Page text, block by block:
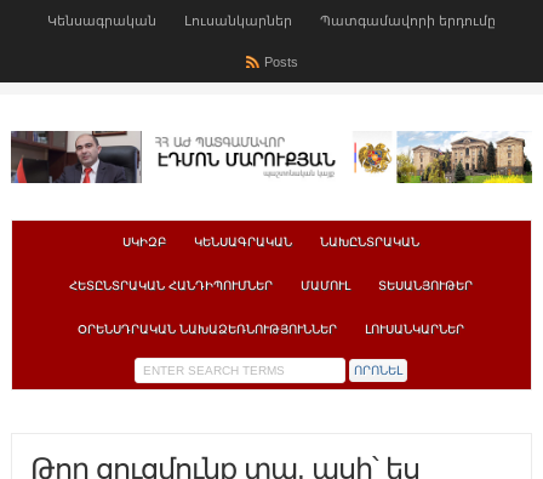
Կենսագրական Լուսանկարներ Պատգամավորի երդումը
Posts
ՍԿԻԶԲ ԿԵՆՍԱԳՐԱԿԱՆ ՆԱԽԸՆՏՐԱԿԱՆ
ՀԵՏԸՆՏՐԱԿԱՆ ՀԱՆԴԻՊՈՒՄՆԵՐ ՄԱՄՈՒԼ ՏԵՍԱՆՅՈՒԹԵՐ
ՕՐԵՆՍԴՐԱԿԱՆ ՆԱԽԱՁԵՌՆՈՒԹՅՈՒՆՆԵՐ ԼՈՒՍԱՆԿԱՐՆԵՐ
Թող ցուցմունք տա, ասի՝ ես